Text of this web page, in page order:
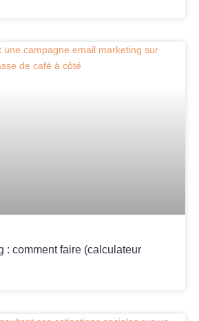
: comment faire (calculateur